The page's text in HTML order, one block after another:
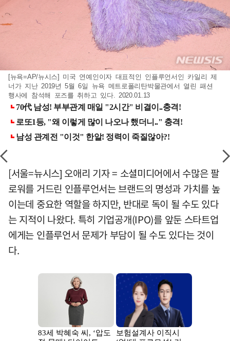
[뉴욕=AP/뉴시스] 미국 연예인이자 대표적인 인플루언서인 카일리 제
너가 지난 2019년 5월 6일 뉴욕 메트로폴리탄박물관에서 열린 패션
행사에 참석해 포즈를 취하고 있다. 2020.01.13
[서울=뉴시스] 오애리 기자 = 소셜미디어에서 수많은 팔
로워를 거드린 인플루언서는 브랜드의 명성과 가치를 높
이는데 중요한 역할을 하지만, 반대로 독이 될 수도 있다
는 지적이 나왔다. 특히 기업공개(IPO)를 앞둔 스타트업
에게는 인플루언서 문제가 부담이 될 수도 있다는 것이
다.